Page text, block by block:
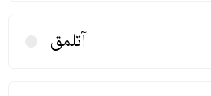
آتلمق